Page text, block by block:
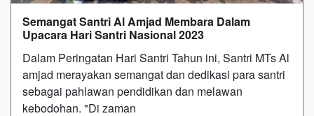
Semangat Santri Al Amjad Membara Dalam
Upacara Hari Santri Nasional 2023
Dalam Peringatan Hari Santri Tahun ini, Santri MTs Al
amjad merayakan semangat dan dedikasi para santri
sebagai pahlawan pendidikan dan melawan
kebodohan. "Di zaman